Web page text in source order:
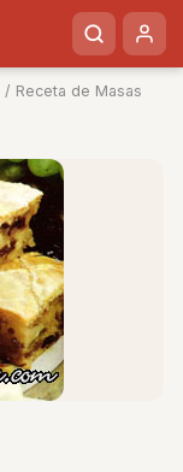
/ Receta de Masas